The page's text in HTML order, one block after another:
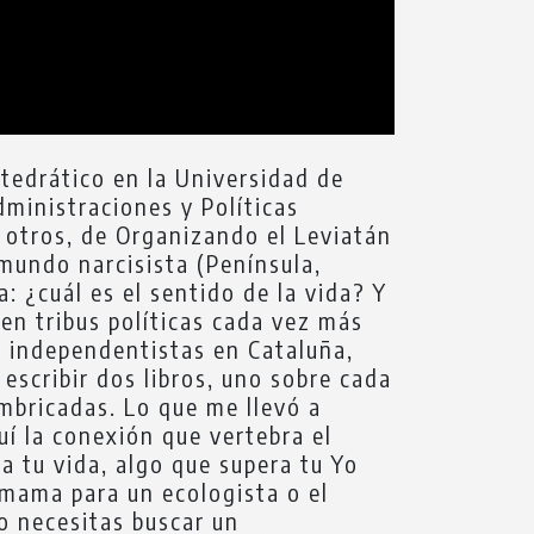
como presidente del Gobierno en enero de 2020-. Contra el empoderamiento Hemos sustituido a los dioses tradicionales (Dios, la Patria o la Pachamama) por el culto al Yo, al Superhombre y la Supermujer utilizando la terminología de Nietzsche. Pero, tal y como el propio Nietzsche predijo, la muerte de Dios, lejos de liberarnos nos convertiría en fanáticos de otros dioses. Para empezar, de nosotros mismos. Vivimos en la cultura del empoderamiento permanente. De la escuela infantil al diván del psicólogo pop, nos venden nuestra grandeza sin límites, que nos conectemos con nuestros deseos íntimos, que rompamos los lazos con las tradiciones y ataduras varias. Lo que nos hace feliz individualmente es lo bueno. Sin embargo, si repasamos qué han concluido los hombres y mujeres sabios a lo largo de la historia, que se pusieron a pensar seriamente sobre la felicidad (por cierto, en circunstancias en las que las pandemias y las crisis económicas no eran excepcionales, como para nosotros en estos tiempos, sino normales), llegaron a la conclusión inversa: lo bueno es lo que nos hace feliz. Primero, intenta ser bueno, adhiérete a un código moral, busca un sentido para tu existencia más allá de tus logros personales, una meta trascendental; y, luego, como consecuencia, experimentarás la felicidad auténtica, la que emana de la paz de espíritu. “El empoderamiento sin control es la fuente de las grandes desgracias de la humanidad” Ahora, centrados en nosotros mismos, vivimos lo contrario: la angustia de espíritu. Obsesionados por conseguir más dinero o más seguidores en las redes sociales, vivimos en una cinta de correr, que coge velocidad, pero no nos lleva a ningún sitio. Pensábamos que con llegar al millón de euros, o a los 10.000 seguidores en Twitter, o a determinado cargo, o a las tres cosas, estaríamos satisfechos. Pero no. Alcanzado un objetivo, queremos más. Si no lo conseguimos, nos frustraremos. Si lo conseguimos, también, porque pensaremos que podríamos haber llegado incluso más lejos. El empoderamiento, quizás el concepto más repetido en todo tipo de foros en la sociedad actual, tiene pues un reverso oscuro. Contra ese empoderamiento he escrito El Decálogo, un libro que, en lugar de auto-ayuda pretende ser de auto-destrucción. El empoderamiento sin control es la fuente de las grandes desgracias de la humanidad. Y, de hecho, ese es un mensaje central que atraviesa grandes obras de la historia, de la Biblia a El Señor de los Anillos, pasando por Homero y Shakespeare. Cuidado, porque el poder tiene un lado invisible y siniestro. Las diez reglas para una vida virtuosa Y es en autores del pasado donde me inspiro para lanzar diez reglas prácticas para tener una vida más virtuosa. El proceso de elaboración de las mismas ha consistido en destilar recomendaciones de un grupo muy heterogéneo de pensadores y pensadoras: antiguos y modernos, filósofos y biólogos, cristianos y paganos, creyentes y ateos, progresistas y conservadores. Creo que, de toda esa sabiduría acumulada, podemos extraer unas pautas que nos pueden ayudar a manejarno